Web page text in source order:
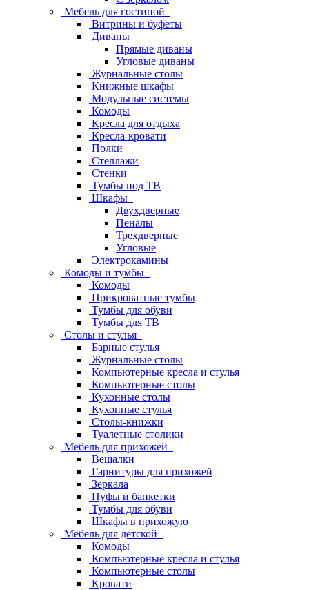
Мебель для гостиной
Витрины и буфеты
Диваны
Прямые диваны
Угловые диваны
Журнальные столы
Книжные шкафы
Модульные системы
Комоды
Кресла для отдыха
Кресла-кровати
Полки
Стеллажи
Стенки
Тумбы под ТВ
Шкафы
Двухдверные
Пеналы
Трехдверные
Угловые
Электрокамины
Комоды и тумбы
Комоды
Прикроватные тумбы
Тумбы для обуви
Тумбы для ТВ
Столы и стулья
Барные стулья
Журнальные столы
Компьютерные кресла и стулья
Компьютерные столы
Кухонные столы
Кухонные стулья
Столы-книжки
Туалетные столики
Мебель для прихожей
Вешалки
Гарнитуры для прихожей
Зеркала
Пуфы и банкетки
Тумбы для обуви
Шкафы в прихожую
Мебель для детской
Комоды
Компьютерные кресла и стулья
Компьютерные столы
Кровати